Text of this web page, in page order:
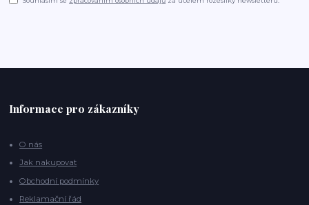
Informace pro zákazníky
O nás
Jak nakupovat
Obchodní podmínky
Reklamační řád